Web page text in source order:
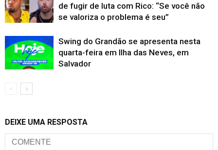
de fugir de luta com Rico: “Se você não
se valoriza o problema é seu”
Swing do Grandão se apresenta nesta
quarta-feira em Ilha das Neves, em
Salvador
DEIXE UMA RESPOSTA